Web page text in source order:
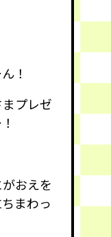
！
プレゼ
おえを
まわっ